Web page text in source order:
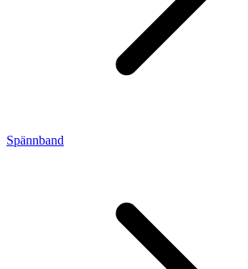
Spännband